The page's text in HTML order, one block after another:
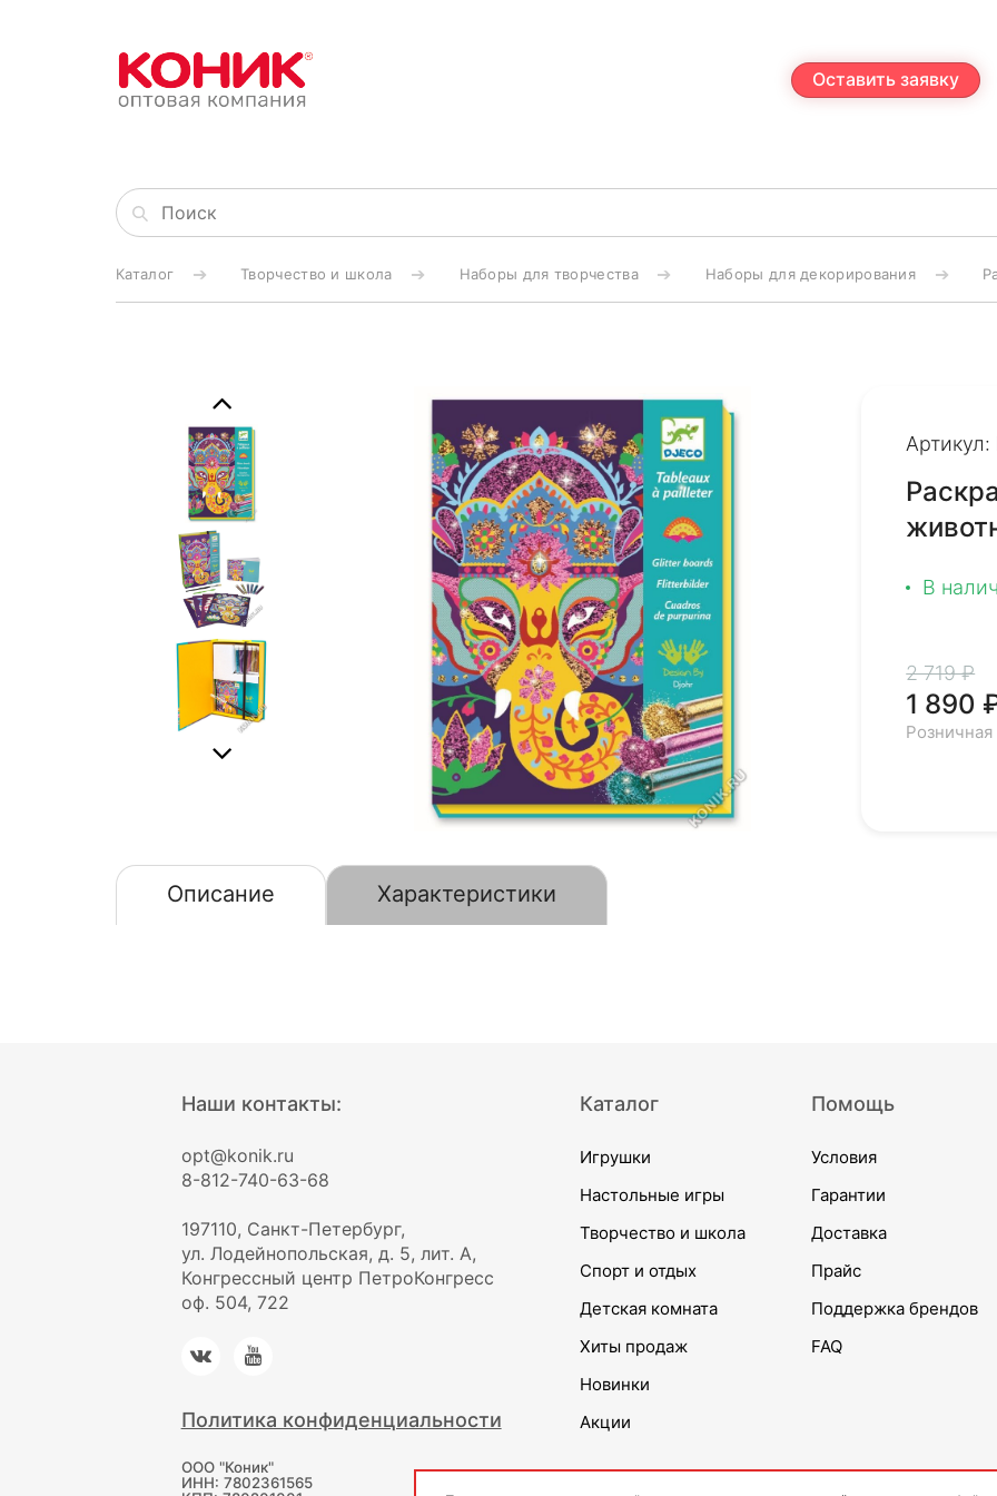
Оставить заявку
Каталог Творчество и школа Наборы для творчества Наборы для декорирования
Артикул:
В
2 719 ₽
1 890
Описание Характеристики
Наши контакты:
opt@konik.ru
8-812-740-63-68
197110, Санкт-Петербург,
ул. Лодейнопольская, д. 5, лит. А,
Конгрессный центр ПетроКонгресс
оф. 504, 722
Политика конфиденциальности
ООО "Коник"
ИНН: 7802361565
Каталог
Игрушки
Настольные игры
Творчество и школа
Спорт и отдых
Детская комната
Хиты продаж
Новинки
Акции
Помощь
Условия
Гарантии
Доставка
Прайс
Поддержка брендов
FAQ